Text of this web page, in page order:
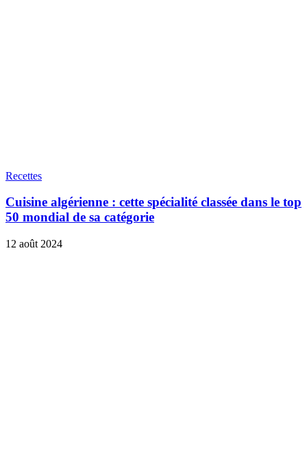
Recettes
Cuisine algérienne : cette spécialité classée dans le top
50 mondial de sa catégorie
12 août 2024